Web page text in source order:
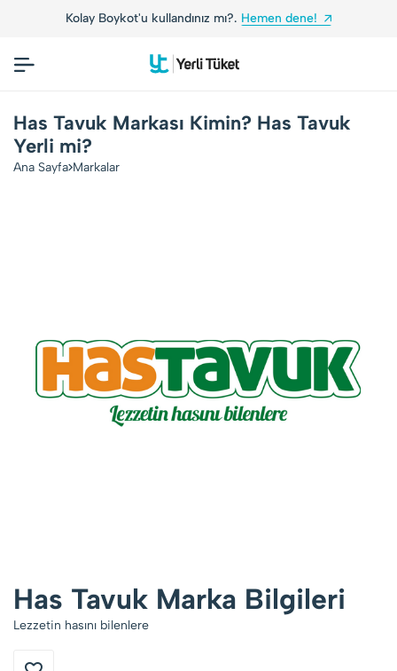
Kolay Boykot'u kullandınız mı?. Hemen dene!
Has Tavuk Markası Kimin? Has Tavuk
Yerli mi?
Ana Sayfa Markalar
Has Tavuk Marka Bilgileri
Lezzetin hasını bilenlere